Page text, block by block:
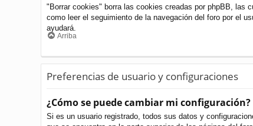
"Borrar cookies" borra las cookies creadas por phpBB, las
como leer el seguimiento de la navegación del foro por el
ayudará.
Arriba
Preferencias de usuario y configuraciones
¿Cómo se puede cambiar mi configuración?
Si es un usuario registrado, todos sus datos y